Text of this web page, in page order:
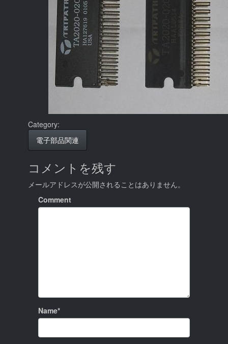
Category:
電子部品関連
コメントを残す
メールアドレスが公開されることはありません。
Comment
Name*